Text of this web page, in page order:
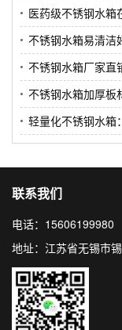
医药级不锈钢水箱
不锈钢水箱易清洁
不锈钢水箱厂家直
不锈钢水箱加厚板
轻量化不锈钢水箱
联系我们
电话：15606199980
地址：江苏省无锡市